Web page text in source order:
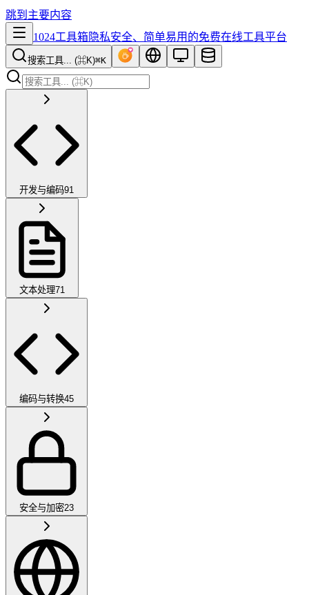
跳到主要内容
1024工具箱隐私安全、简单易用的免费在线工具平台
搜索工具... (⌘K)⌘K
开发与编码91
文本处理71
编码与转换45
安全与加密23